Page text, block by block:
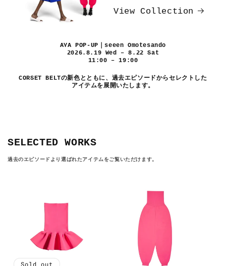
View Collection
AYA POP-UP｜seeen Omotesando
2026.8.19 Wed – 8.22 Sat
11:00 – 19:00
CORSET BELTの新色とともに、過去エピソードからセレクトした
アイテムを展開いたします。
SELECTED WORKS
過去のエピソードより選ばれたアイテムをご覧いただけます。
Sold out